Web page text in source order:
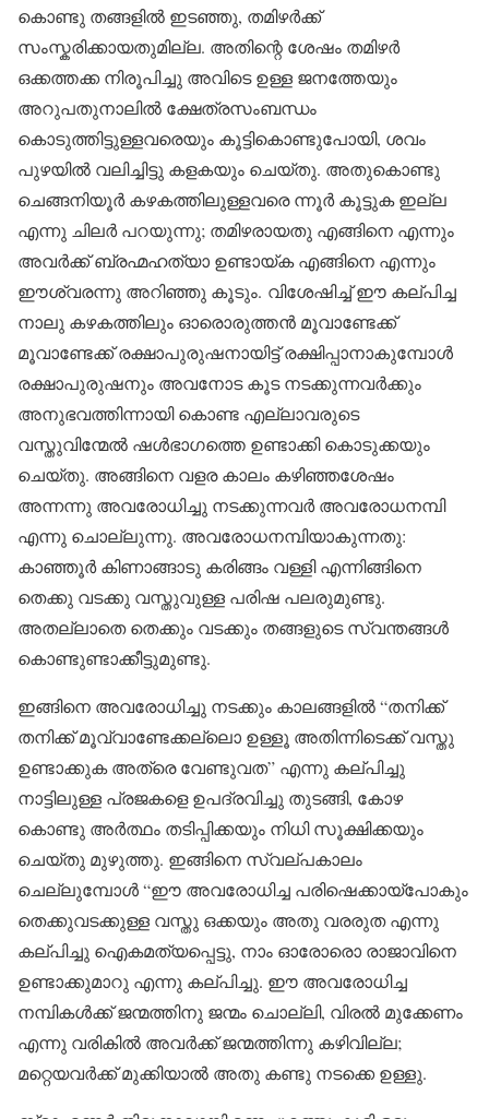
കൊണ്ടു തങ്ങളിൽ ഇടഞ്ഞു, തമിഴർക്ക്
സംസ്കരിക്കായതുമില്ല. അതിന്റെ ശേഷം തമിഴർ
ഒക്കത്തക്ക നിരൂപിച്ചു അവിടെ ഉള്ള ജനത്തേയും
അറുപതുനാലിൽ ക്ഷേത്രസംബന്ധം
കൊടുത്തിട്ടുള്ളവരെയും കൂട്ടികൊണ്ടുപോയി, ശവം
പുഴയിൽ വലിച്ചിട്ടു കളകയും ചെയ്തു. അതുകൊണ്ടു
ചെങ്ങനിയൂർ കഴകത്തിലുള്ളവരെ ന്നൂർ കൂട്ടുക ഇല്ല
എന്നു ചിലർ പറയുന്നു; തമിഴരായതു എങ്ങിനെ എന്നും
അവർക്ക് ബ്രഹ്മഹത്യാ ഉണ്ടായ്ക എങ്ങിനെ എന്നും
ഈശ്വരന്നു അറിഞ്ഞു കൂടും. വിശേഷിച്ച് ഈ കല്പിച്ച
നാലു കഴകത്തിലും ഓരൊരുത്തൻ മൂവാണ്ടേക്ക്
മൂവാണ്ടേക്ക് രക്ഷാപുരുഷനായിട്ട് രക്ഷിപ്പാനാകുമ്പോൾ
രക്ഷാപുരുഷനും അവനോട കൂട നടക്കുന്നവർക്കും
അനുഭവത്തിന്നായി കൊണ്ട എല്ലാവരുടെ
വസ്തുവിന്മേൽ ഷൾഭാഗത്തെ ഉണ്ടാക്കി കൊടുക്കയും
ചെയ്തു. അങ്ങിനെ വളര കാലം കഴിഞ്ഞശേഷം
അന്നന്നു അവരോധിച്ചു നടക്കുന്നവർ അവരോധനമ്പി
എന്നു ചൊല്ലുന്നു. അവരോധനമ്പിയാകുന്നതു:
കാഞ്ഞൂർ കിണാങ്ങാടു കരിങ്ങം വള്ളി എന്നിങ്ങിനെ
തെക്കു വടക്കു വസ്തുവുള്ള പരിഷ പലരുമുണ്ടു.
അതല്ലാതെ തെക്കും വടക്കും തങ്ങളുടെ സ്വന്തങ്ങൾ
കൊണ്ടുണ്ടാക്കീട്ടുമുണ്ടു.
ഇങ്ങിനെ അവരോധിച്ചു നടക്കും കാലങ്ങളിൽ “തനിക്ക്
തനിക്ക് മൂവ്വാണ്ടേക്കല്ലൊ ഉള്ളൂ അതിന്നിടെക്ക് വസ്തു
ഉണ്ടാക്കുക അത്രെ വേണ്ടുവത” എന്നു കല്പിച്ചു
നാട്ടിലുള്ള പ്രജകളെ ഉപദ്രവിച്ചു തുടങ്ങി, കോഴ
കൊണ്ടു അർത്ഥം തടിപ്പിക്കയും നിധി സൂക്ഷിക്കയും
ചെയ്തു മുഴുത്തു. ഇങ്ങിനെ സ്വല്പകാലം
ചെല്ലുമ്പോൾ “ഈ അവരോധിച്ച പരിഷെക്കായ്പോകും
തെക്കുവടക്കുള്ള വസ്തു ഒക്കയും അതു വരരുത എന്നു
കല്പിച്ചു ഐകമത്യപ്പെട്ടു, നാം ഓരോരൊ രാജാവിനെ
ഉണ്ടാക്കുമാറു എന്നു കല്പിച്ചു. ഈ അവരോധിച്ച
നമ്പികൾക്ക് ജന്മത്തിനു ജന്മം ചൊല്ലി, വിരൽ മുക്കേണം
എന്നു വരികിൽ അവർക്ക് ജന്മത്തിന്നു കഴിവില്ല;
മറ്റെയവർക്ക് മുക്കിയാൽ അതു കണ്ടു നടക്കെ ഉള്ളു.